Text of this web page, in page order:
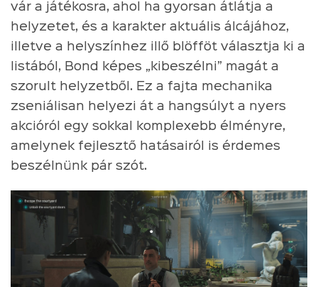
vár a játékosra, ahol ha gyorsan átlátja a
helyzetet, és a karakter aktuális álcájához,
illetve a helyszínhez illő blöfföt választja ki a
listából, Bond képes „kibeszélni” magát a
szorult helyzetből. Ez a fajta mechanika
zseniálisan helyezi át a hangsúlyt a nyers
akcióról egy sokkal komplexebb élményre,
amelynek fejlesztő hatásairól is érdemes
beszélnünk pár szót.